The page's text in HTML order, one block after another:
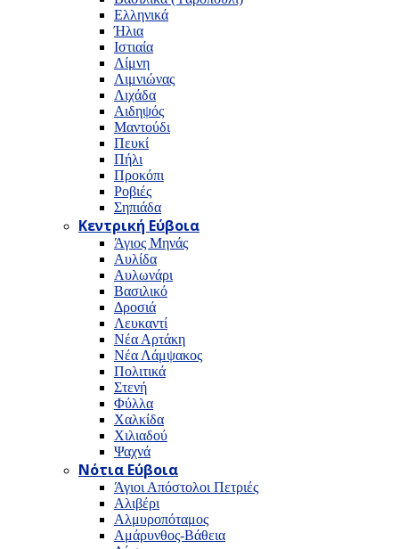
Ελληνικά
Ήλια
Ιστιαία
Λίμνη
Λιμνιώνας
Λιχάδα
Αιδηψός
Μαντούδι
Πευκί
Πήλι
Προκόπι
Ροβιές
Σηπιάδα
Κεντρική Εύβοια
Άγιος Μηνάς
Αυλίδα
Αυλωνάρι
Βασιλικό
Δροσιά
Λευκαντί
Νέα Αρτάκη
Νέα Λάμψακος
Πολιτικά
Στενή
Φύλλα
Χαλκίδα
Χιλιαδού
Ψαχνά
Νότια Εύβοια
Άγιοι Απόστολοι Πετριές
Αλιβέρι
Αλμυροπόταμος
Αμάρυνθος-Βάθεια